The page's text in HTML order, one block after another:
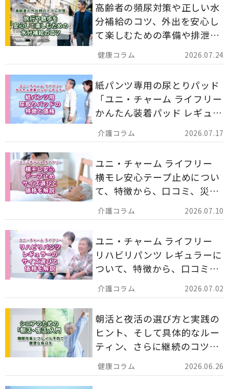
2026.07.24
高齢者の頻尿対策や正しい水
分補給のコツ、外出を安心し
て楽しむための準備や排泄ケ
ア用品の選び方を解説しま
す。
2026.07.17
紙パンツ専用の尿とりパッド
「ユニ・チャーム ライフリー
かんたん装着パッド レギュラ
ー 計162枚」について解説し
ます。
2026.07.10
ユニ・チャーム ライフリー
横モレ安心テープ止めについ
て、特徴から、口コミ、災害
備蓄としての活用法まで分か
りやすく解説します。
2026.07.02
ユニ・チャーム ライフリー
リハビリパンツ レギュラーに
ついて、特徴から、口コミ、
災害備蓄としての活用法まで
分かりやすく解説します。
2026.06.26
朝活と夜活の選び方と実践の
ヒント、そして具体的なルー
ティン、さらに継続のコツま
でを詳しくご紹介します。